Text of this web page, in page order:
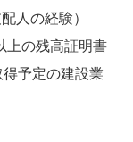
人の経験）
上の残高証明書
予定の建設業